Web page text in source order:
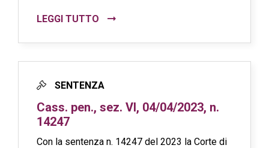
LEGGI TUTTO
SENTENZA
Cass. pen., sez. VI, 04/04/2023, n.
14247
Con la sentenza n. 14247 del 2023 la Corte di